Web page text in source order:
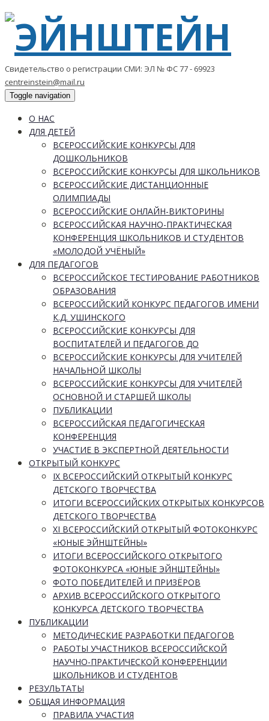
Свидетельство о регистрации СМИ: ЭЛ № ФС 77 - 69923
centreinstein@mail.ru
Toggle navigation
О НАС
ДЛЯ ДЕТЕЙ
ВСЕРОССИЙСКИЕ КОНКУРСЫ ДЛЯ
ДОШКОЛЬНИКОВ
ВСЕРОССИЙСКИЕ КОНКУРСЫ ДЛЯ ШКОЛЬНИКОВ
ВСЕРОССИЙСКИЕ ДИСТАНЦИОННЫЕ
ОЛИМПИАДЫ
ВСЕРОССИЙСКИЕ ОНЛАЙН-ВИКТОРИНЫ
ВСЕРОССИЙСКАЯ НАУЧНО-ПРАКТИЧЕСКАЯ
КОНФЕРЕНЦИЯ ШКОЛЬНИКОВ И СТУДЕНТОВ
«МОЛОДОЙ УЧЁНЫЙ»
ДЛЯ ПЕДАГОГОВ
ВСЕРОССИЙСКОЕ ТЕСТИРОВАНИЕ РАБОТНИКОВ
ОБРАЗОВАНИЯ
ВСЕРОССИЙСКИЙ КОНКУРС ПЕДАГОГОВ ИМЕНИ
К.Д. УШИНСКОГО
ВСЕРОССИЙСКИЕ КОНКУРСЫ ДЛЯ
ВОСПИТАТЕЛЕЙ И ПЕДАГОГОВ ДО
ВСЕРОССИЙСКИЕ КОНКУРСЫ ДЛЯ УЧИТЕЛЕЙ
НАЧАЛЬНОЙ ШКОЛЫ
ВСЕРОССИЙСКИЕ КОНКУРСЫ ДЛЯ УЧИТЕЛЕЙ
ОСНОВНОЙ И СТАРШЕЙ ШКОЛЫ
ПУБЛИКАЦИИ
ВСЕРОССИЙСКАЯ ПЕДАГОГИЧЕСКАЯ
КОНФЕРЕНЦИЯ
УЧАСТИЕ В ЭКСПЕРТНОЙ ДЕЯТЕЛЬНОСТИ
ОТКРЫТЫЙ КОНКУРС
IX ВСЕРОССИЙСКИЙ ОТКРЫТЫЙ КОНКУРС
ДЕТСКОГО ТВОРЧЕСТВА
ИТОГИ ВСЕРОССИЙСКИХ ОТКРЫТЫХ КОНКУРСОВ
ДЕТСКОГО ТВОРЧЕСТВА
XI ВСЕРОССИЙСКИЙ ОТКРЫТЫЙ ФОТОКОНКУРС
«ЮНЫЕ ЭЙНШТЕЙНЫ»
ИТОГИ ВСЕРОССИЙСКОГО ОТКРЫТОГО
ФОТОКОНКУРСА «ЮНЫЕ ЭЙНШТЕЙНЫ»
ФОТО ПОБЕДИТЕЛЕЙ И ПРИЗЁРОВ
АРХИВ ВСЕРОССИЙСКОГО ОТКРЫТОГО
КОНКУРСА ДЕТСКОГО ТВОРЧЕСТВА
ПУБЛИКАЦИИ
МЕТОДИЧЕСКИЕ РАЗРАБОТКИ ПЕДАГОГОВ
РАБОТЫ УЧАСТНИКОВ ВСЕРОССИЙСКОЙ
НАУЧНО-ПРАКТИЧЕСКОЙ КОНФЕРЕНЦИИ
ШКОЛЬНИКОВ И СТУДЕНТОВ
РЕЗУЛЬТАТЫ
ОБЩАЯ ИНФОРМАЦИЯ
ПРАВИЛА УЧАСТИЯ